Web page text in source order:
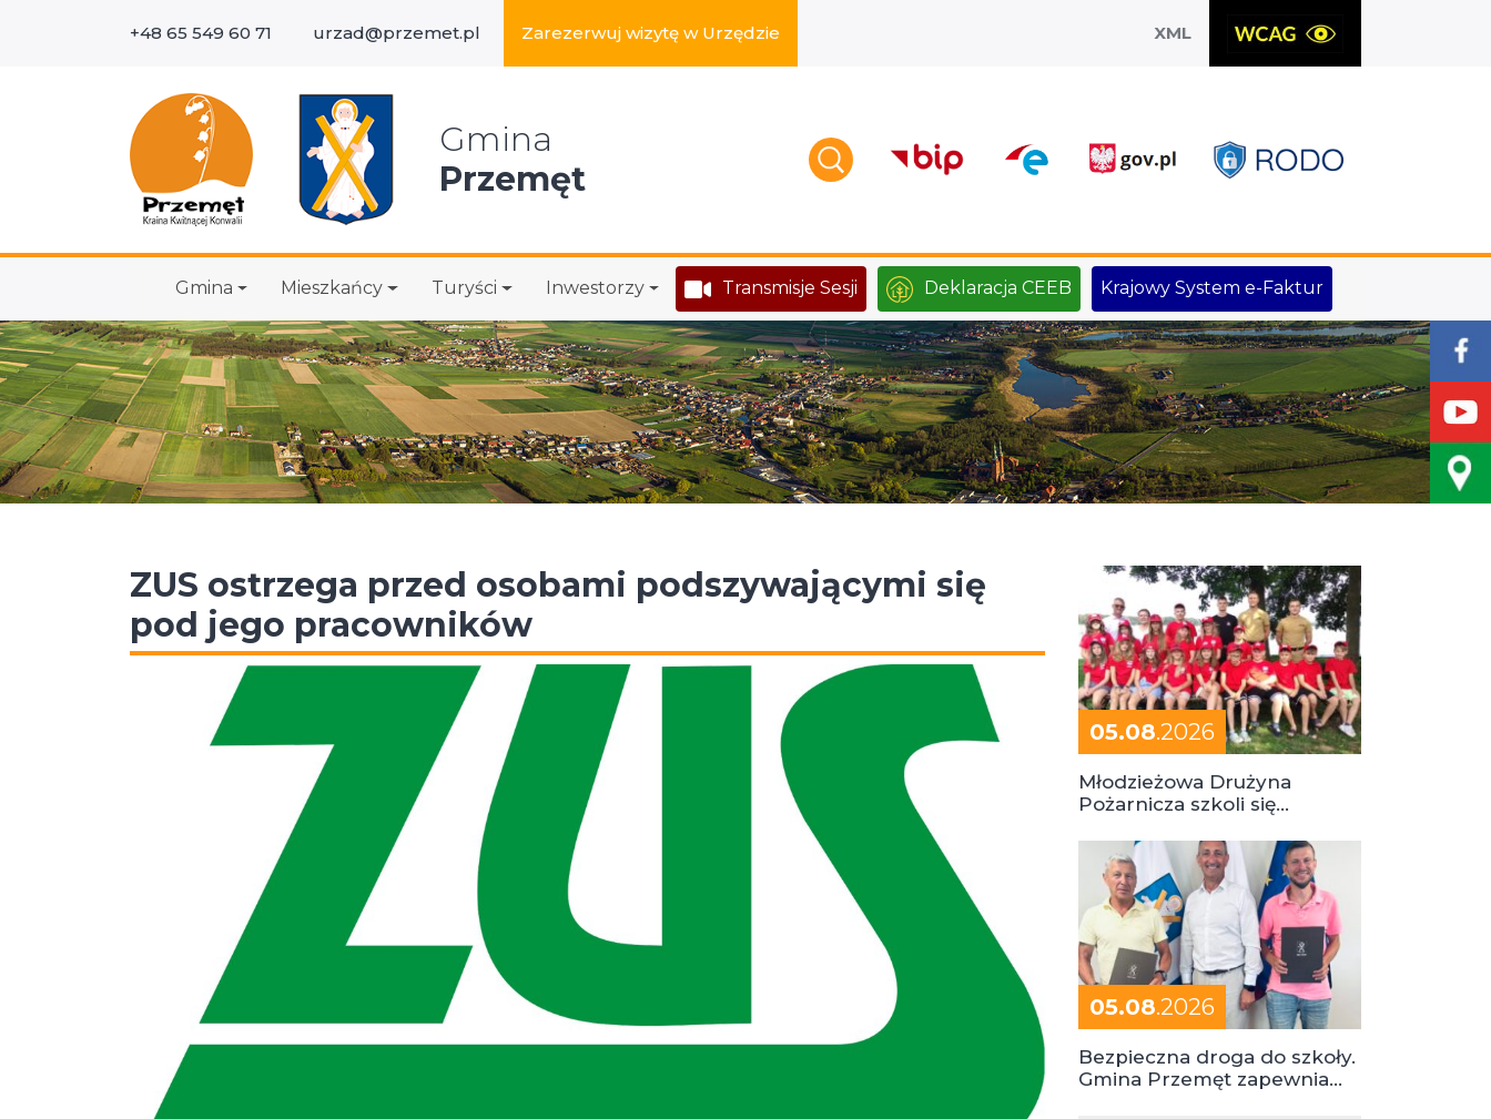
+48 65 549 60 71 urzad@przemet.pl Zarezerwuj wizytę w Urzędzie XML
Gmina
Przemęt
Gmina Mieszkańcy Turyści Inwestorzy Transmisje Sesji Deklaracja CEEB Krajowy System e-Faktur
ZUS ostrzega przed osobami podszywającymi się
pod jego pracowników
05.08.2026
Młodzieżowa Drużyna
Pożarnicza szkoli się
05.08.2026
Bezpieczna droga do szkoły.
Gmina Przemęt zapewnia
Wyszukaj w serwisie